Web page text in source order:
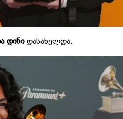
დინიდასახელდა.